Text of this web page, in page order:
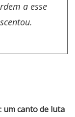
a esse
um canto de luta